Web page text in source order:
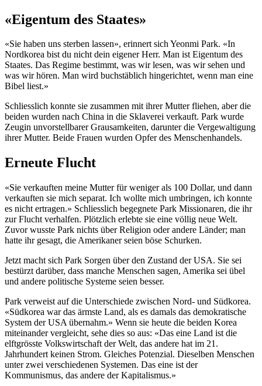
«Eigentum des Staates»
«Sie haben uns sterben lassen», erinnert sich Yeonmi Park. «In
Nordkorea bist du nicht dein eigener Herr. Man ist Eigentum des
Staates. Das Regime bestimmt, was wir lesen, was wir sehen und
was wir hören. Man wird buchstäblich hingerichtet, wenn man eine
Bibel liest.»
Schliesslich konnte sie zusammen mit ihrer Mutter fliehen, aber die
beiden wurden nach China in die Sklaverei verkauft. Park wurde
Zeugin unvorstellbarer Grausamkeiten, darunter die Vergewaltigung
ihrer Mutter. Beide Frauen wurden Opfer des Menschenhandels.
Erneute Flucht
«Sie verkauften meine Mutter für weniger als 100 Dollar, und dann
verkauften sie mich separat. Ich wollte mich umbringen, ich konnte
es nicht ertragen.» Schliesslich begegnete Park Missionaren, die ihr
zur Flucht verhalfen. Plötzlich erlebte sie eine völlig neue Welt.
Zuvor wusste Park nichts über Religion oder andere Länder; man
hatte ihr gesagt, die Amerikaner seien böse Schurken.
Jetzt macht sich Park Sorgen über den Zustand der USA. Sie sei
bestürzt darüber, dass manche Menschen sagen, Amerika sei übel
und andere politische Systeme seien besser.
Park verweist auf die Unterschiede zwischen Nord- und Südkorea.
«Südkorea war das ärmste Land, als es damals das demokratische
System der USA übernahm.» Wenn sie heute die beiden Korea
miteinander vergleicht, sehe dies so aus: «Das eine Land ist die
elftgrösste Volkswirtschaft der Welt, das andere hat im 21.
Jahrhundert keinen Strom. Gleiches Potenzial. Dieselben Menschen
unter zwei verschiedenen Systemen. Das eine ist der
Kommunismus, das andere der Kapitalismus.»